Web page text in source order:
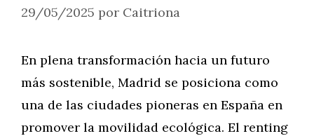
29/05/2025 por Caitriona
En plena transformación hacia un futuro
más sostenible, Madrid se posiciona como
una de las ciudades pioneras en España en
promover la movilidad ecológica. El renting